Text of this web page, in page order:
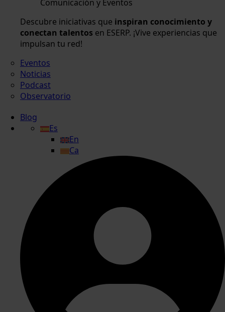
Comunicación y Eventos
Descubre iniciativas que inspiran conocimiento y
conectan talentos en ESERP. ¡Vive experiencias que
impulsan tu red!
Eventos
Noticias
Podcast
Observatorio
Blog
Es
En
Ca